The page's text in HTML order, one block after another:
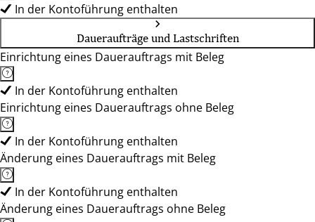
In der Kontoführung enthalten
Daueraufträge und Lastschriften
Einrichtung eines Dauerauftrags mit Beleg
In der Kontoführung enthalten
Einrichtung eines Dauerauftrags ohne Beleg
In der Kontoführung enthalten
Änderung eines Dauerauftrags mit Beleg
In der Kontoführung enthalten
Änderung eines Dauerauftrags ohne Beleg